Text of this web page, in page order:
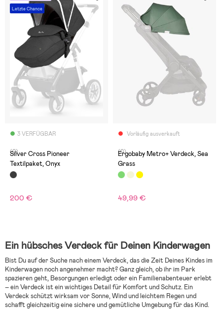
Letzte Chance
3 VERFÜGBAR
(0)
Silver Cross Pioneer
Textilpaket, Onyx
200 €
Vorläufig ausverkauft
(0)
Ergobaby Metro+ Verdeck, Sea
Grass
49,99 €
Ein hübsches Verdeck für Deinen Kinderwagen
Bist Du auf der Suche nach einem Verdeck, das die Zeit Deines Kindes im
Kinderwagen noch angenehmer macht? Ganz gleich, ob ihr im Park
spazieren geht, Besorgungen erledigt oder ein Familienabenteuer erlebt
– ein Verdeck ist ein wichtiges Detail für Komfort und Schutz. Ein
Verdeck schützt wirksam vor Sonne, Wind und leichtem Regen und
schafft gleichzeitig eine sichere und gemütliche Umgebung für das Kind.